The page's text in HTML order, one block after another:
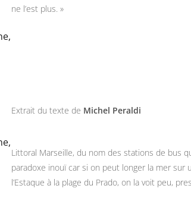
ne l’est plus. »
Extrait du texte de Michel Peraldi
Littoral Marseille, du nom des stations de bus
paradoxe inouï car si on peut longer la mer sur
l’Estaque à la plage du Prado, on la voit peu,